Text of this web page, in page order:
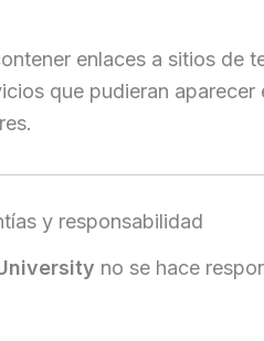
enlaces a sitios de
que pudieran
y responsabilidad
no se hace